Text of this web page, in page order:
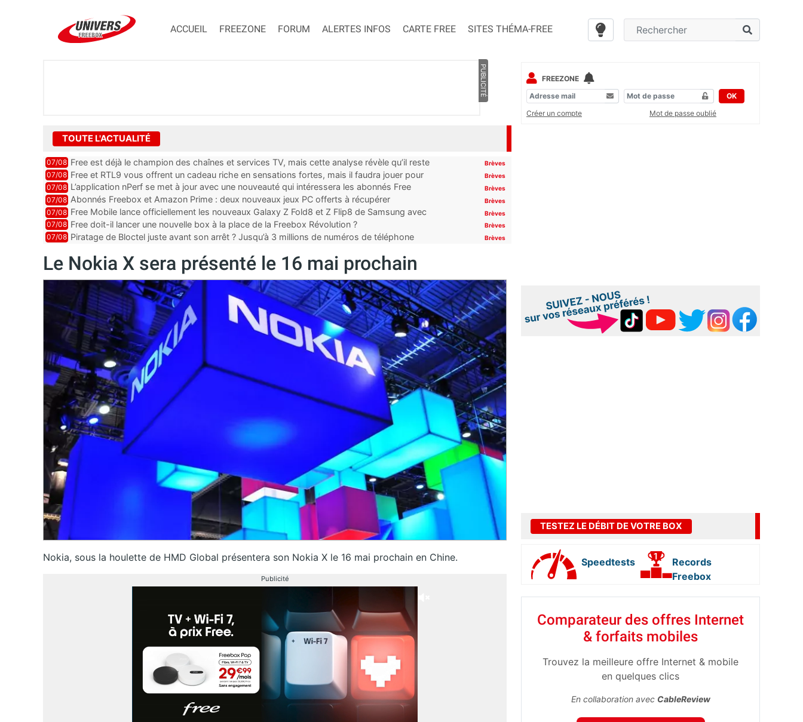
ACCUEIL FREEZONE FORUM ALERTES INFOS CARTE FREE SITES THÉMA-FREE
PUBLICITÉ
TOUTE L'ACTUALITÉ
07/08 Free est déjà le champion des chaînes et services TV, mais cette analyse révèle qu’il reste
encore au moin...
Brèves
07/08 Free et RTL9 vous offrent un cadeau riche en sensations fortes, mais il faudra jouer pour
l’obtenir
Brèves
07/08 L’application nPerf se met à jour avec une nouveauté qui intéressera les abonnés Free
Mobile, Orange, SFR ...
Brèves
07/08 Abonnés Freebox et Amazon Prime : deux nouveaux jeux PC offerts à récupérer Brèves
07/08 Free Mobile lance officiellement les nouveaux Galaxy Z Fold8 et Z Flip8 de Samsung avec
des promos et des cadeaux
Brèves
07/08 Free doit-il lancer une nouvelle box à la place de la Freebox Révolution ? Brèves
07/08 Piratage de Bloctel juste avant son arrêt ? Jusqu’à 3 millions de numéros de téléphone
Brèves
Le Nokia X sera présenté le 16 mai prochain
Nokia, sous la houlette de HMD Global présentera son Nokia X le 16 mai prochain en Chine.
Publicité
FREEZONE
OK
Créer un compte
Mot de passe oublié
TESTEZ LE DÉBIT DE VOTRE BOX
Speedtests
Records
Freebox
Comparateur des offres Internet
& forfaits mobiles
Trouvez la meilleure offre Internet & mobile
en quelques clics
En collaboration avec CableReview